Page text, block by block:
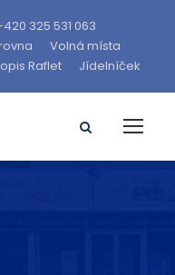
325 531 063
Volná místa
Raflet Jídelníček